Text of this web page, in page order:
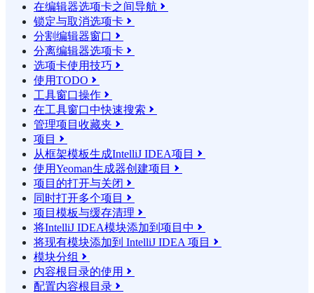
在编辑器选项卡之间导航 
锁定与取消选项卡 
分割编辑器窗口 
分离编辑器选项卡 
选项卡使用技巧 
使用TODO 
工具窗口操作 
在工具窗口中快速搜索 
管理项目收藏夹 
项目 
从框架模板生成IntelliJ IDEA项目 
使用Yeoman生成器创建项目 
项目的打开与关闭 
同时打开多个项目 
项目模板与缓存清理 
将IntelliJ IDEA模块添加到项目中 
将现有模块添加到 IntelliJ IDEA 项目 
模块分组 
内容根目录的使用 
配置内容根目录 